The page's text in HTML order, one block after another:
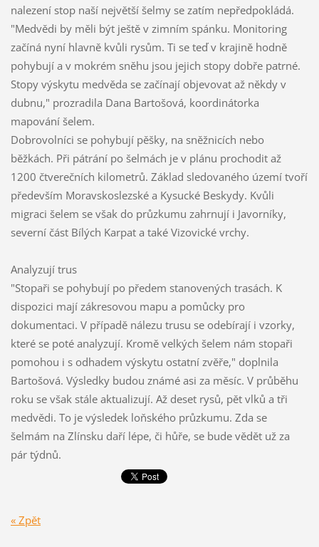
nalezení stop naší největší šelmy se zatím nepředpokládá.
"Medvědi by měli být ještě v zimním spánku. Monitoring
začíná nyní hlavně kvůli rysům. Ti se teď v krajině hodně
pohybují a v mokrém sněhu jsou jejich stopy dobře patrné.
Stopy výskytu medvěda se začínají objevovat až někdy v
dubnu," prozradila Dana Bartošová, koordinátorka
mapování šelem.
Dobrovolníci se pohybují pěšky, na sněžnicích nebo
běžkách. Při pátrání po šelmách je v plánu prochodit až
1200 čtverečních kilometrů. Základ sledovaného území tvoří
především Moravskoslezské a Kysucké Beskydy. Kvůli
migraci šelem se však do průzkumu zahrnují i Javorníky,
severní část Bílých Karpat a také Vizovické vrchy.
Analyzují trus
"Stopaři se pohybují po předem stanovených trasách. K
dispozici mají zákresovou mapu a pomůcky pro
dokumentaci. V případě nálezu trusu se odebírají i vzorky,
které se poté analyzují. Kromě velkých šelem nám stopaři
pomohou i s odhadem výskytu ostatní zvěře," doplnila
Bartošová. Výsledky budou známé asi za měsíc. V průběhu
roku se však stále aktualizují. Až deset rysů, pět vlků a tři
medvědi. To je výsledek loňského průzkumu. Zda se
šelmám na Zlínsku daří lépe, či hůře, se bude vědět už za
pár týdnů.
« Zpět